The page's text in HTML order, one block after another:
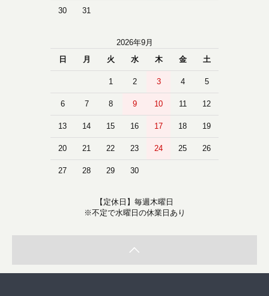
30 31
2026年9月
日
月 火 水 木 金 土
1 2 3 4 5
6 7 8 9 10 11 12
13 14 15 16 17 18 19
20 21 22 23 24 25 26
27 28 29 30
【定休日】毎週木曜日
※不定で水曜日の休業日あり